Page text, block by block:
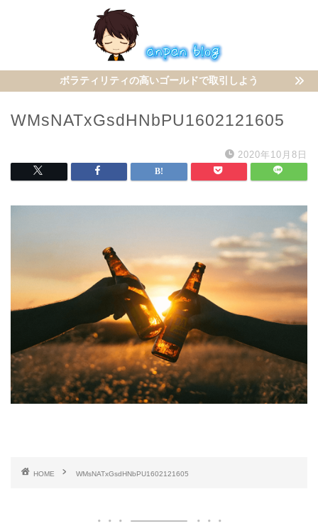
ボラティリティの高いゴールドで取引しよう
WMsNATxGsdHNbPU1602121605
2020年10月8日
HOME WMsNATxGsdHNbPU1602121605